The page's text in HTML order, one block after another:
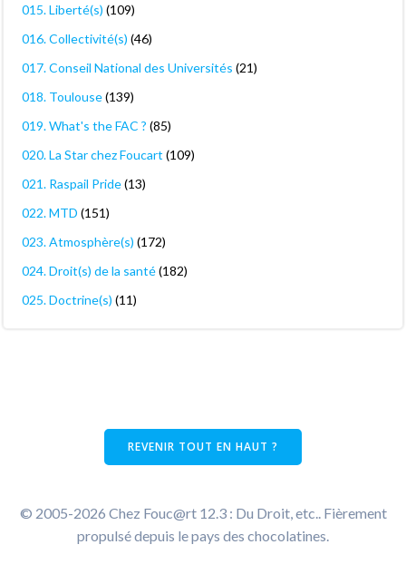
015. Liberté(s) (109)
016. Collectivité(s) (46)
017. Conseil National des Universités (21)
018. Toulouse(139)
019. What's the FAC ? (85)
020. La Star chez Foucart (109)
021. Raspail Pride(13)
022. MTD (151)
023. Atmosphère(s) (172)
024. Droit(s) de la santé(182)
025. Doctrine(s) (11)
REVENIR TOUT EN HAUT ?
© 2005-2026 Chez Fouc@rt 12.3 : Du Droit, etc.. Fièrement
propulsé depuis le pays des chocolatines.